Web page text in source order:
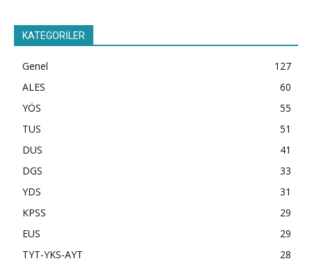
KATEGORİLER
Genel
127
ALES
60
YÖS
55
TUS
51
DUS
41
DGS
33
YDS
31
KPSS
29
EUS
29
TYT-YKS-AYT
28